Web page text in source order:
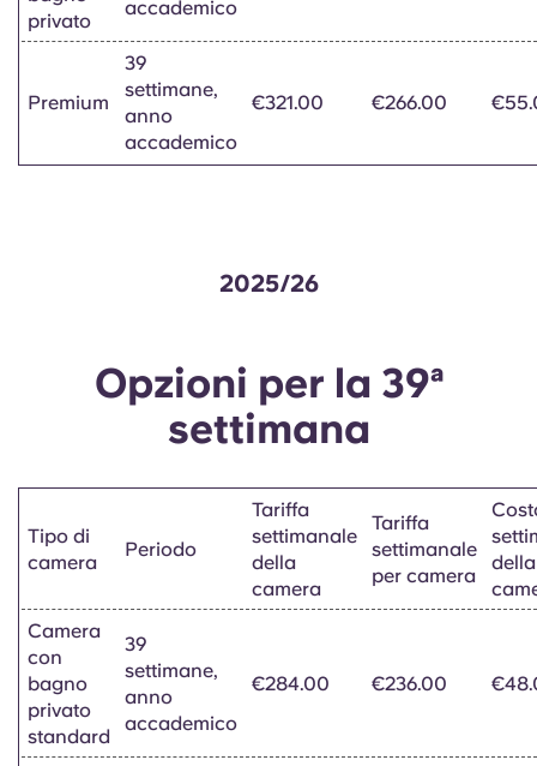
privato
accademico
Premium
39
settimane,
anno
accademico
€321.00 €266.00
2025/26
Opzioni per la 39ª
settimana
Tipo di
camera
Periodo
Tariffa
settimanale
della
camera
Tariffa
settimanale
per camera
della
Camera
con
bagno
privato
standard
39
settimane,
anno
accademico
€284.00 €236.00